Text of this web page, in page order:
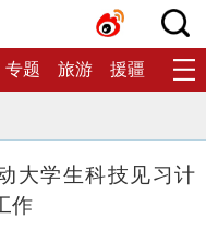
专题 旅游 援疆 生态
大学生科技见习计
作